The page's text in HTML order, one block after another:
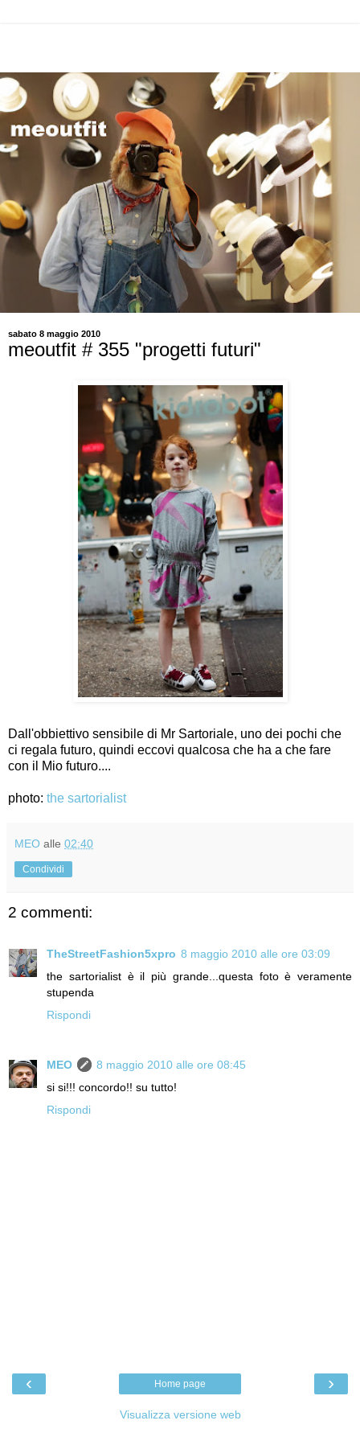
sabato 8 maggio 2010
meoutfit # 355 "progetti futuri"
Dall'obbiettivo sensibile di Mr Sartoriale, uno dei pochi che
ci regala futuro, quindi eccovi qualcosa che ha a che fare
con il Mio futuro....
photo: the sartorialist
MEO alle 02:40
Condividi
2 commenti:
TheStreetFashion5xpro 8 maggio 2010 alle ore 03:09
the sartorialist è il più grande...questa foto è veramente
stupenda
Rispondi
MEO
8 maggio 2010 alle ore 08:45
si si!!! concordo!! su tutto!
Rispondi
‹ ›
Home page
Visualizza versione web